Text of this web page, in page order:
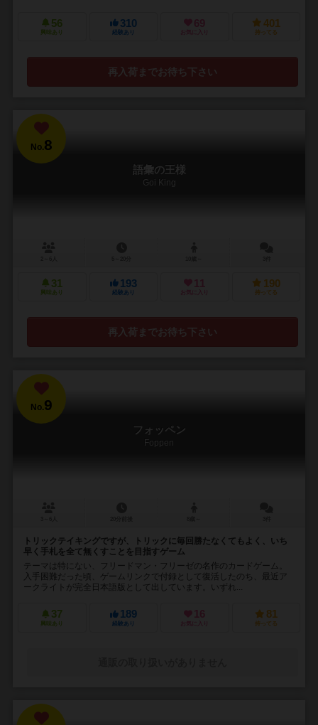
56
興味あり
310
経験あり
69
お気に入り
401
持ってる
再入荷までお待ち下さい
No.8
語彙の王様
Goi King
31
興味あり
193
経験あり
11
お気に入り
190
持ってる
再入荷までお待ち下さい
No.9
フォッペン
Foppen
トリックテイキングですが、トリックに毎回勝たなくてもよく、いち
早く手札を全て無くすことを目指すゲーム
テーマは特にない、フリードマン・フリーゼの名作のカードゲーム。
入手困難だった頃、ゲームリンクで付録として復活したのち、最近ア
ークライトが完全日本語版として出しています。いずれ...
37
興味あり
189
経験あり
16
お気に入り
81
持ってる